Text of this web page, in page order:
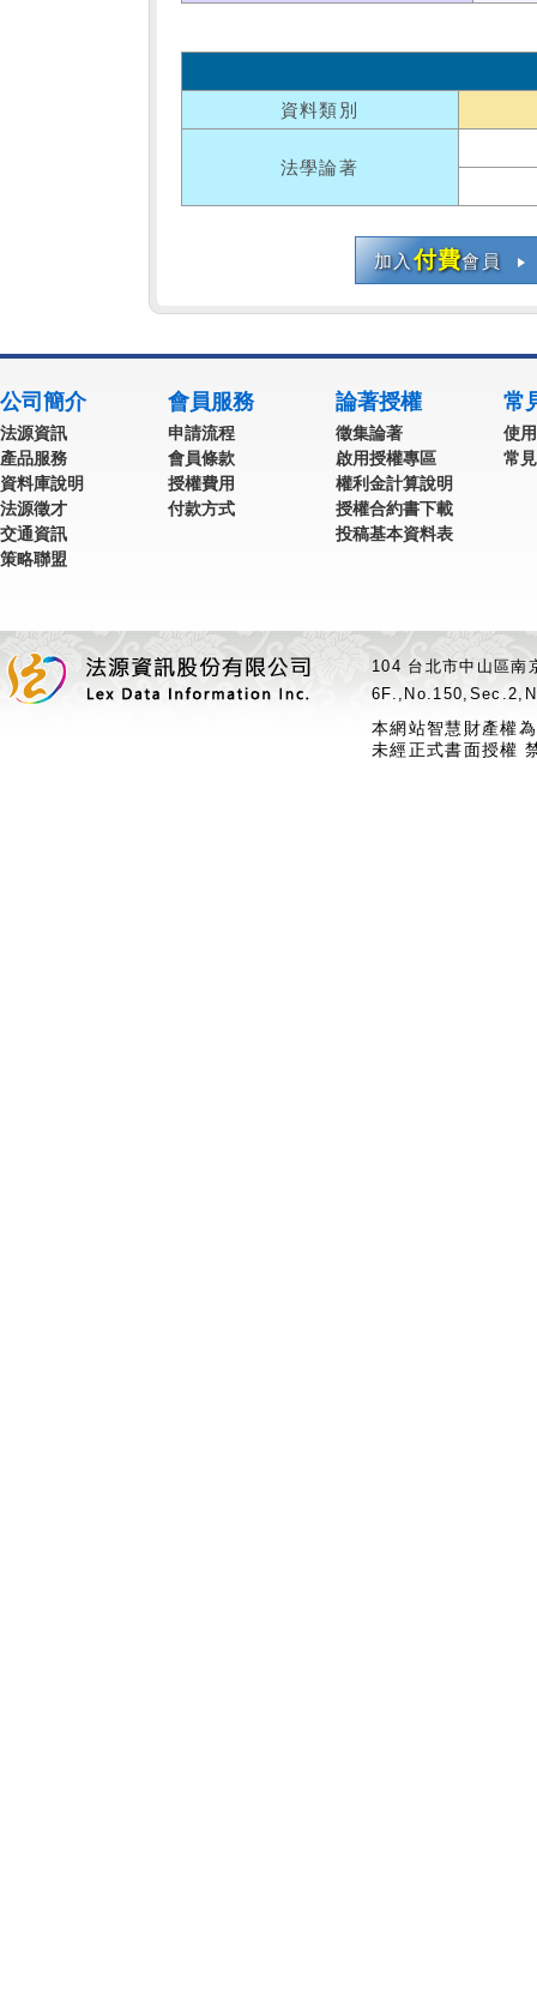
資料類別
法學論著
加入付費會員
公司簡介
法源資訊
產品服務
資料庫說明
法源徵才
交通資訊
策略聯盟
會員服務
申請流程
會員條款
授權費用
付款方式
論著授權
徵集論著
啟用授權專區
權利金計算說明
授權合約書下載
投稿基本資料表
常
使
常
104 台北市中山區
本網站智慧財產權
未經正式書面授權